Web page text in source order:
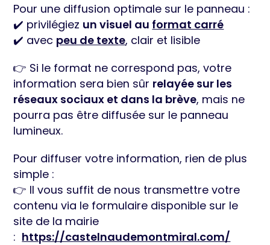
Pour une diffusion optimale sur le panneau :
✔️ privilégiez un visuel au format carré
✔️ avec peu de texte, clair et lisible
👉 Si le format ne correspond pas, votre
information sera bien sûr relayée sur les
réseaux sociaux et dans la brève, mais ne
pourra pas être diffusée sur le panneau
lumineux.
Pour diffuser votre information, rien de plus
simple :
👉 Il vous suffit de nous transmettre votre
contenu via le formulaire disponible sur le
site de la mairie
: https://castelnaudemontmiral.com/